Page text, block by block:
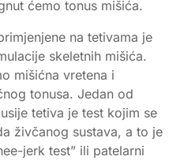
ćemo tonus mišića.
na tetivama je
skeletnih mišića.
mišićna vretena i
tonusa. Jedan od
tetiva je test kojim se
živčanog sustava, a to je
jerk test” ili patelarni